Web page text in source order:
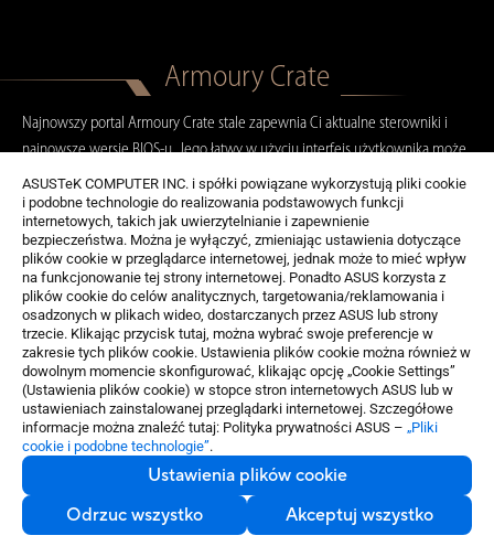
ASUSTeK COMPUTER INC. i spółki powiązane wykorzystują pliki cookie
i podobne technologie do realizowania podstawowych funkcji
internetowych, takich jak uwierzytelnianie i zapewnienie
bezpieczeństwa. Można je wyłączyć, zmieniając ustawienia dotyczące
plików cookie w przeglądarce internetowej, jednak może to mieć wpływ
na funkcjonowanie tej strony internetowej. Ponadto ASUS korzysta z
plików cookie do celów analitycznych, targetowania/reklamowania i
osadzonych w plikach wideo, dostarczanych przez ASUS lub strony
trzecie. Klikając przycisk tutaj, można wybrać swoje preferencje w
zakresie tych plików cookie. Ustawienia plików cookie można również w
dowolnym momencie skonfigurować, klikając opcję „Cookie Settings”
(Ustawienia plików cookie) w stopce stron internetowych ASUS lub w
ustawieniach zainstalowanej przeglądarki internetowej. Szczegółowe
informacje można znaleźć tutaj: Polityka prywatności ASUS – „Pliki
cookie i podobne technologie”.
Ustawienia plików cookie
Odrzuc wszystko
Akceptuj wszystko
Armoury Crate
Najnowszy portal Armoury Crate stale zapewnia Ci aktualne sterowniki i
najnowsze wersje BIOS-u. Jego łatwy w użyciu interfejs użytkownika może
zostać skonfigurowany do wyświetlania różnych informacji, w tym
systemowych aktualizacji bezpieczeństwa, patchów usuwających błędy
STEROWNIKI I POBIERANIE RĘCZNE
HITY GAMINGOWE
ZARZĄDZANIE KONTEM